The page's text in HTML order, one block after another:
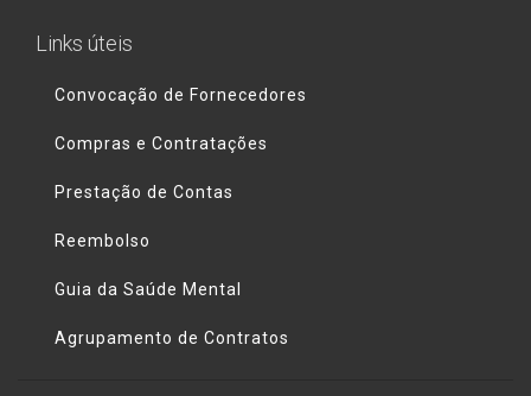
Links úteis
Convocação de Fornecedores
Compras e Contratações
Prestação de Contas
Reembolso
Guia da Saúde Mental
Agrupamento de Contratos